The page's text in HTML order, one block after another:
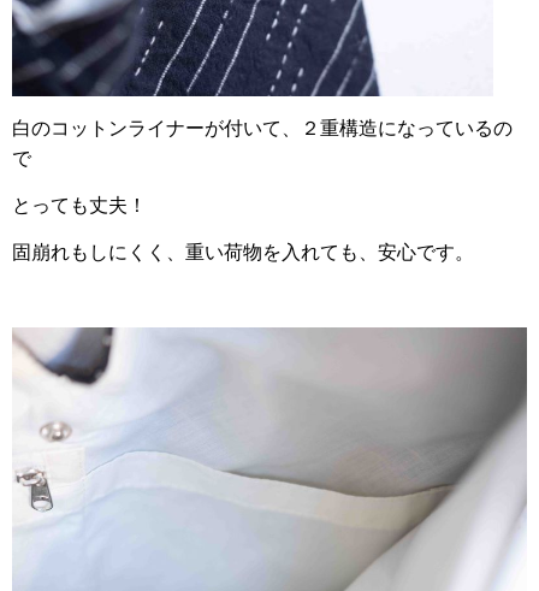
白のコットンライナーが付いて、２重構造になっているの
で
とっても丈夫！
固崩れもしにくく、 重い荷物を入れても、安心です。